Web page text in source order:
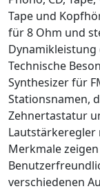
Tape und
für 8 Ohm und
Dynamikleistung
Technische
Synthesizer für
Stationsnamen,
Zehnertastatur
Merkmale
verschiedenen